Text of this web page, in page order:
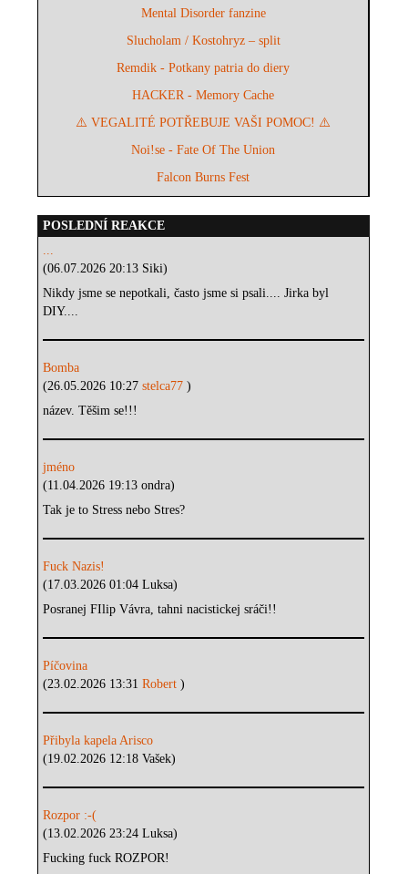
Mental Disorder fanzine
Slucholam / Kostohryz – split
Remdik - Potkany patria do diery
HACKER - Memory Cache
⚠️ VEGALITÉ POTŘEBUJE VAŠI POMOC! ⚠️
Noi!se - Fate Of The Union
Falcon Burns Fest
POSLEDNÍ REAKCE
...
(06.07.2026 20:13 Siki)
Nikdy jsme se nepotkali, často jsme si psali.... Jirka byl
DIY....
Bomba
(26.05.2026 10:27stelca77)
název. Těšim se!!!
jméno
(11.04.2026 19:13 ondra)
Tak je to Stress nebo Stres?
Fuck Nazis!
(17.03.2026 01:04 Luksa)
Posranej FIlip Vávra, tahni nacistickej sráči!!
Píčovina
(23.02.2026 13:31Robert)
Přibyla kapela Arisco
(19.02.2026 12:18 Vašek)
Rozpor :-(
(13.02.2026 23:24 Luksa)
Fucking fuck ROZPOR!